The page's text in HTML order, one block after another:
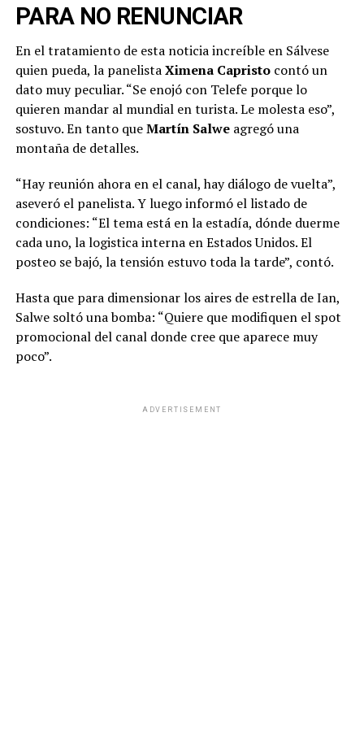
PARA NO RENUNCIAR
En el tratamiento de esta noticia increíble en Sálvese
quien pueda, la panelistaXimena Capristocontó un
dato muy peculiar. “Se enojó con Telefe porque lo
quieren mandar al mundial en turista. Le molesta eso”,
sostuvo. En tanto queMartín Salweagregó una
montaña de detalles.
“Hay reunión ahora en el canal, hay diálogo de vuelta”,
aseveró el panelista. Y luego informó el listado de
condiciones: “El tema está en la estadía, dónde duerme
cada uno, la logistica interna en Estados Unidos. El
posteo se bajó, la tensión estuvo toda la tarde”, contó.
Hasta que para dimensionar los aires de estrella de Ian,
Salwe soltó una bomba: “Quiere que modifiquen el spot
promocional del canal donde cree que aparece muy
poco”.
ADVERTISEMENT